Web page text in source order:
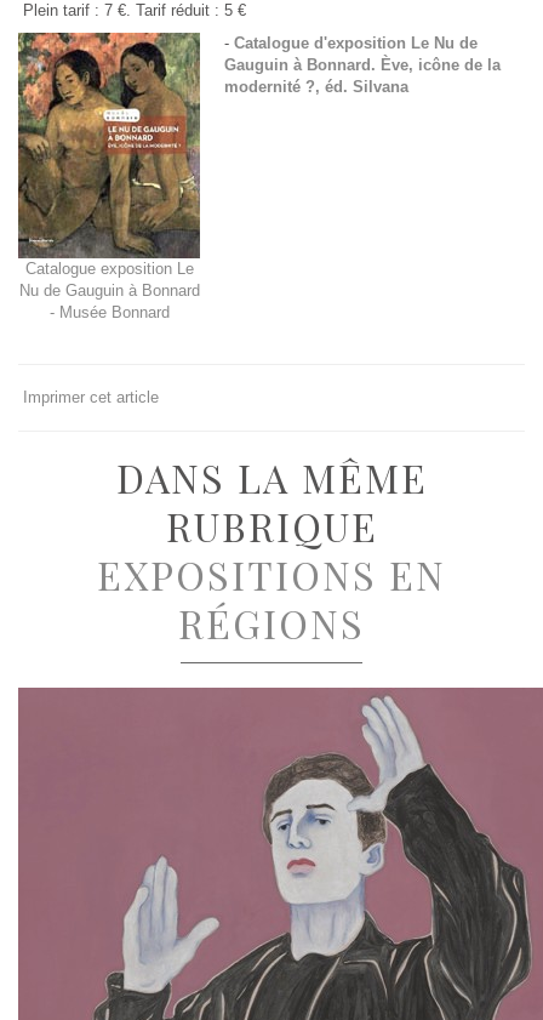
Plein tarif : 7 €. Tarif réduit : 5 €
Catalogue exposition Le
Nu de Gauguin à Bonnard
- Musée Bonnard
- Catalogue d'exposition Le Nu de
Gauguin à Bonnard. Ève, icône de la
modernité ?, éd. Silvana
Imprimer cet article
DANS LA MÊME
RUBRIQUE
EXPOSITIONS EN
RÉGIONS